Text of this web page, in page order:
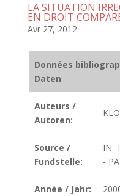
LA SITUATION
EN DROIT
Avr 27, 2012
Données
Daten
Auteurs /
Autoren:
Source /
Fundstelle:
IN:
-
Année / Jahr: